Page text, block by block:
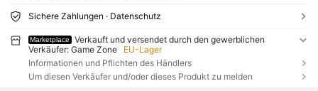
Sichere Zahlungen · Datenschutz
Marketplace
Verkauft und versendet durch den gewerblichen
Verkäufer: Game Zone
EU-Lager
Informationen und Pflichten des Händlers
Um diesen Verkäufer und/oder dieses Produkt zu melden